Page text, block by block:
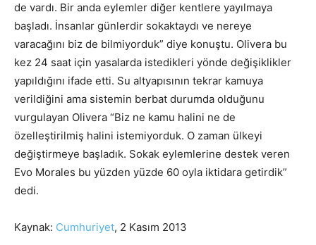
de vardı. Bir anda eylemler diğer kentlere yayılmaya
başladı. İnsanlar günlerdir sokaktaydı ve nereye
varacağını biz de bilmiyorduk” diye konuştu. Olivera bu
kez 24 saat için yasalarda istedikleri yönde değişiklikler
yapıldığını ifade etti. Su altyapısının tekrar kamuya
verildiğini ama sistemin berbat durumda olduğunu
vurgulayan Olivera “Biz ne kamu halini ne de
özelleştirilmiş halini istemiyorduk. O zaman ülkeyi
değiştirmeye başladık. Sokak eylemlerine destek veren
Evo Morales bu yüzden yüzde 60 oyla iktidara getirdik”
dedi.
Kaynak: Cumhuriyet, 2 Kasım 2013